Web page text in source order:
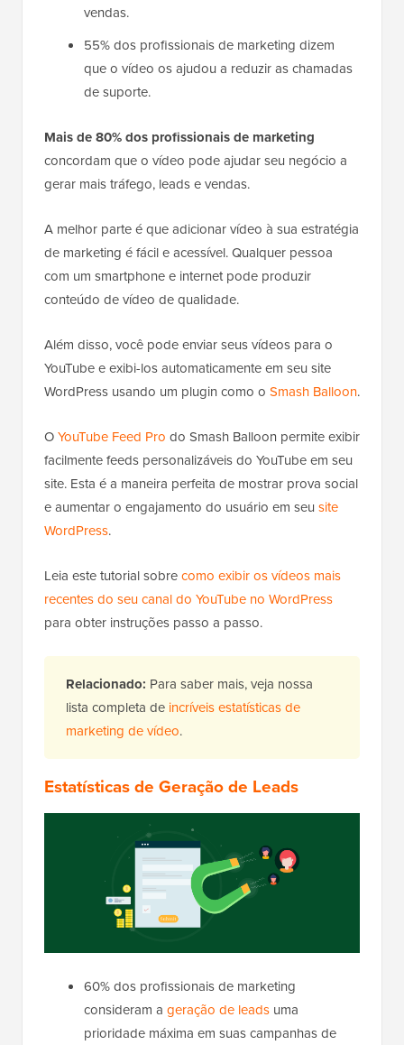
vendas.
55% dos profissionais de marketing dizem
que o vídeo os ajudou a reduzir as chamadas
de suporte.
Mais de 80% dos profissionais de marketing
concordam que o vídeo pode ajudar seu negócio a
gerar mais tráfego, leads e vendas.
A melhor parte é que adicionar vídeo à sua estratégia
de marketing é fácil e acessível. Qualquer pessoa
com um smartphone e internet pode produzir
conteúdo de vídeo de qualidade.
Além disso, você pode enviar seus vídeos para o
YouTube e exibi-los automaticamente em seu site
WordPress usando um plugin como o Smash Balloon.
OYouTube Feed Pro do Smash Balloon permite exibir
facilmente feeds personalizáveis do YouTube em seu
site. Esta é a maneira perfeita de mostrar prova social
e aumentar o engajamento do usuário em seu site
WordPress.
Leia este tutorial sobrecomo exibir os vídeos mais
recentes do seu canal do YouTube no WordPress
para obter instruções passo a passo.
Relacionado: Para saber mais, veja nossa
lista completa de incríveis estatísticas de
marketing de vídeo.
Estatísticas de Geração de Leads
60% dos profissionais de marketing
consideram a geração de leads uma
prioridade máxima em suas campanhas de